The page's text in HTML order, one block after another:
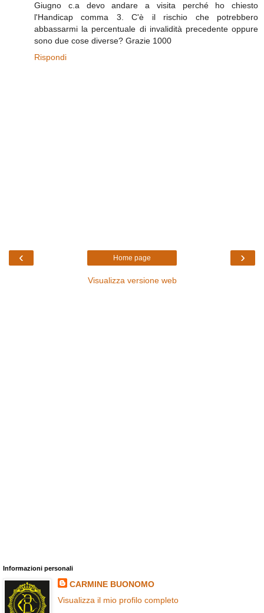
Giugno c.a devo andare a visita perché ho chiesto
l'Handicap comma 3. C'è il rischio che potrebbero
abbassarmi la percentuale di invalidità precedente oppure
sono due cose diverse? Grazie 1000
Rispondi
‹ ›
Home page
Visualizza versione web
Informazioni personali
CARMINE BUONOMO
Visualizza il mio profilo completo